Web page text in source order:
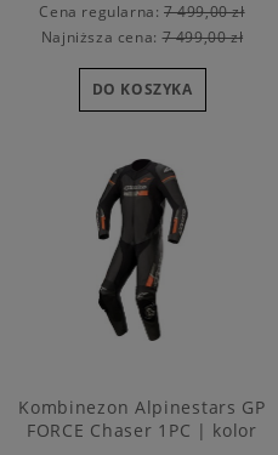
Cena regularna: 7 499,00 zł
Najniższa cena:7 499,00 zł
DO KOSZYKA
Kombinezon Alpinestars GP
FORCE Chaser 1PC | kolor